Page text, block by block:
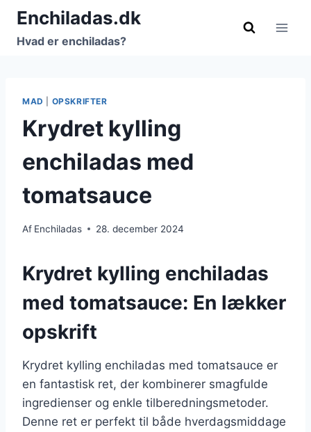
Fortsæt
indhold
Enchiladas.dk
Hvad er enchiladas?
MAD OPSKRIFTER
Krydret kylling
enchiladas med
tomatsauce
Af Enchiladas 28. december 2024
Krydret kylling enchiladas
med tomatsauce: En lækker
opskrift
Krydret kylling enchiladas med tomatsauce er
en fantastisk ret, der kombinerer smagfulde
ingredienser og enkle tilberedningsmetoder.
Denne ret er perfekt til både hverdagsmiddage